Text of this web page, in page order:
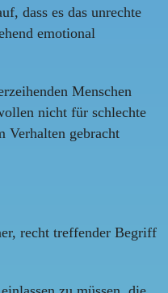
dass es das unrechte
emotional
Menschen
nicht für schlechte
Verhalten gebracht
recht treffender Begriff